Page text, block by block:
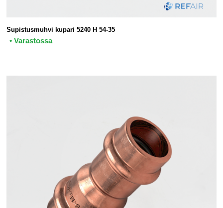
Supistusmuhvi kupari 5240 H 54-35
• Varastossa